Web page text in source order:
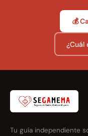
💰
¿Cuál
Tu guía independiente